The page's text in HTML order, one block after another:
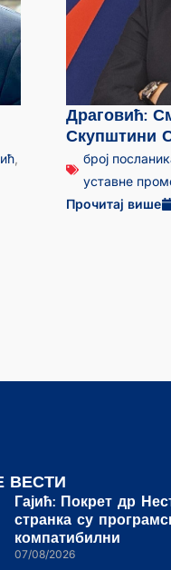
,
Драговић:
Скупштини
број
уставне
Прочитај више
ВЕСТИ
Гајић: Покрет др
странка су
компатибилни
07/08/2026